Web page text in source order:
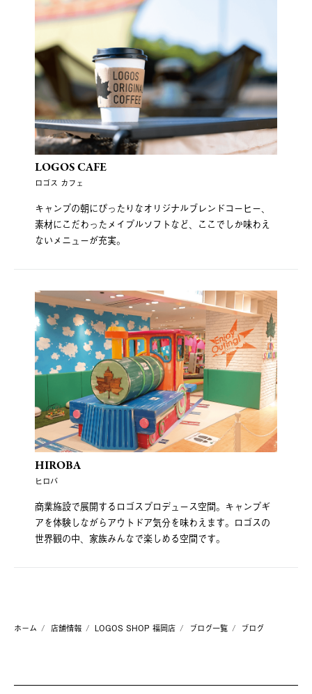
LOGOS CAFE
ロゴス カフェ
キャンプの朝にぴったりなオリジナルブレンドコーヒー、
素材にこだわったメイプルソフトなど、ここでしか味わえ
ないメニューが充実。
HIROBA
ヒロバ
商業施設で展開するロゴスプロデュース空間。キャンプギ
アを体験しながらアウトドア気分を味わえます。ロゴスの
世界観の中、家族みんなで楽しめる空間です。
ホーム 店舗情報 LOGOS SHOP 福岡店 ブログ一覧 ブログ